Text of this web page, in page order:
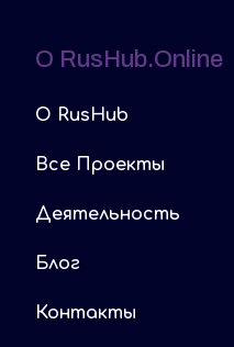
O RusHub.online
O RusHub
Все Проекты
Деятельность
Блог
Контакты